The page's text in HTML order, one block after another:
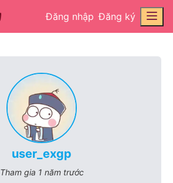
Đăng nhập Đăng ký
user_exgp
Tham gia 1 năm trước